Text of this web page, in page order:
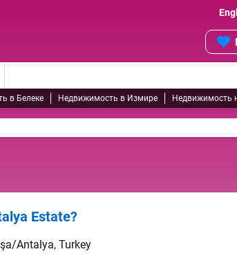
в Белеке Недвижимость в Измире Недвижимость
Estate?
Antalya, Turkey